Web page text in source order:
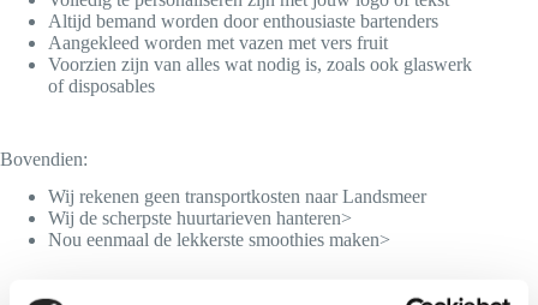
Altijd bemand worden door enthousiaste bartenders
Aangekleed worden met vazen met vers fruit
Voorzien zijn van alles wat nodig is, zoals ook glaswerk
of disposables
Bovendien:
Wij rekenen geen transportkosten naar Landsmeer
Wij de scherpste huurtarieven hanteren>
Nou eenmaal de lekkerste smoothies maken>